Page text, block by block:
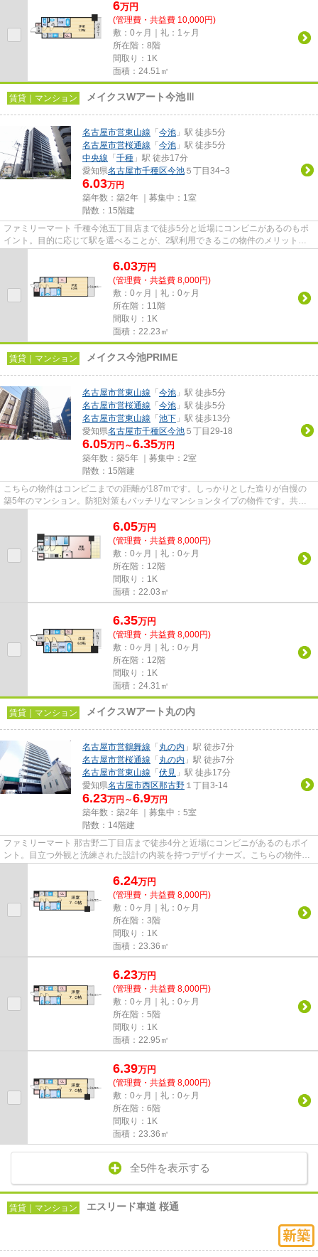
6万円
(管理費・共益費 10,000円)
敷：0ヶ月｜礼：1ヶ月
所在階：8階
間取り：1K
面積：24.51㎡
賃貸｜マンション メイクスWアート今池Ⅲ
名古屋市営東山線 「 今池 」駅 徒歩5分
名古屋市営桜通線 「 今池 」駅 徒歩5分
中央線 「 千種 」駅 徒歩17分
愛知県名古屋市千種区今池 ５丁目34−3
6.03万円
築年数：築2年 ｜募集中： 1室
階数：15階建
ファミリーマート 千種今池五丁目店まで徒歩5分と近場にコンビニがあるのもポ
イント。目的に応じて駅を選べることが、2駅利用できるこの物件のメリットで
6.03万円
(管理費・共益費 8,000円)
敷：0ヶ月｜礼：0ヶ月
所在階：11階
間取り：1K
面積：22.23㎡
賃貸｜マンション メイクス今池PRIME
名古屋市営東山線 「 今池 」駅 徒歩5分
名古屋市営桜通線 「 今池 」駅 徒歩5分
名古屋市営東山線 「 池下 」駅 徒歩13分
愛知県名古屋市千種区今池 ５丁目29-18
6.05万円～6.35万円
築年数：築5年 ｜募集中： 2室
階数：15階建
こちらの物件はコンビニまでの距離が187mです。しっかりとした造りが自慢の
築5年のマンション。防犯対策もバッチリなマンションタイプの物件です。共用
6.05万円
(管理費・共益費 8,000円)
敷：0ヶ月｜礼：0ヶ月
所在階：12階
間取り：1K
面積：22.03㎡
6.35万円
(管理費・共益費 8,000円)
敷：0ヶ月｜礼：0ヶ月
所在階：12階
間取り：1K
面積：24.31㎡
賃貸｜マンション メイクスWアート丸の内
名古屋市営鶴舞線 「 丸の内 」駅 徒歩7分
名古屋市営桜通線 「 丸の内 」駅 徒歩7分
名古屋市営東山線 「 伏見 」駅 徒歩17分
愛知県名古屋市西区那古野 １丁目3-14
6.23万円～6.9万円
築年数：築2年 ｜募集中： 5室
階数：14階建
ファミリーマート 那古野二丁目店まで徒歩4分と近場にコンビニがあるのもポイ
ント。目立つ外観と洗練された設計の内装を持つデザイナーズ。こちらの物件は
6.24万円
(管理費・共益費 8,000円)
敷：0ヶ月｜礼：0ヶ月
所在階：3階
間取り：1K
面積：23.36㎡
6.23万円
(管理費・共益費 8,000円)
敷：0ヶ月｜礼：0ヶ月
所在階：5階
間取り：1K
面積：22.95㎡
6.39万円
(管理費・共益費 8,000円)
敷：0ヶ月｜礼：0ヶ月
所在階：6階
間取り：1K
面積：23.36㎡
全5件を表示する
賃貸｜マンション エスリード車道 桜通